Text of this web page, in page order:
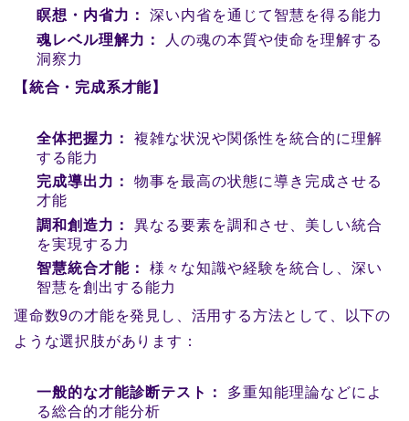
瞑想・内省力：
深い内省を通じて智慧を得る能力
魂レベル理解力：
人の魂の本質や使命を理解する
洞察力
【統合・完成系才能】
全体把握力：
複雑な状況や関係性を統合的に理解
する能力
完成導出力：
物事を最高の状態に導き完成させる
才能
調和創造力：
異なる要素を調和させ、美しい統合
を実現する力
智慧統合才能：
様々な知識や経験を統合し、深い
智慧を創出する能力
運命数9の才能を発見し、活用する方法として、以下の
ような選択肢があります：
一般的な才能診断テスト：
多重知能理論などによ
る総合的才能分析